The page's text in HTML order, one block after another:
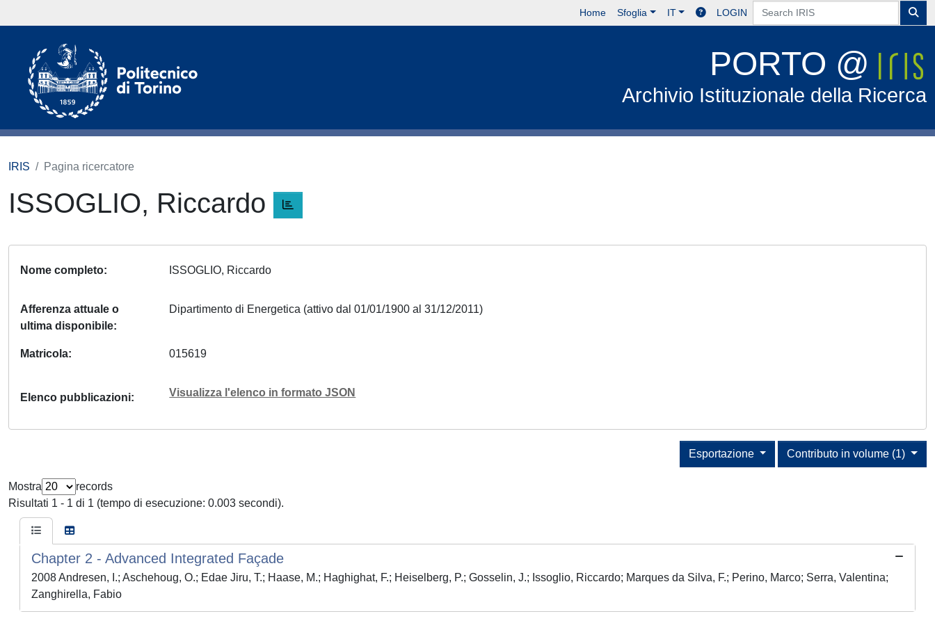
Home Sfoglia IT LOGIN
PORTO @
Archivio Istituzionale della Ricerca
IRIS Pagina ricercatore
ISSOGLIO, Riccardo
Nome completo ISSOGLIO, Riccardo
Afferenza attuale o
ultima disponibile
Dipartimento di Energetica (attivo dal 01/01/1900 al 31/12/2011)
Matricola 015619
Elenco pubblicazioni Visualizza l'elenco in formato JSON
Contributo in volume (1)
Esportazione
Mostra
records
Risultati 1 - 1 di 1 (tempo di esecuzione: 0.003 secondi).
Chapter 2 - Advanced Integrated Façade
2008 Andresen, I.; Aschehoug, O.; Edae Jiru, T.; Haase, M.; Haghighat, F.; Heiselberg, P.; Gosselin, J.; Issoglio, Riccardo; Marques da Silva, F.; Perino, Marco; Serra, Valentina;
Zanghirella, Fabio